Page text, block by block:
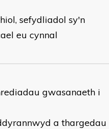
sefydliadol sy'n
eu cynnal
gwasanaeth i
a thargedau